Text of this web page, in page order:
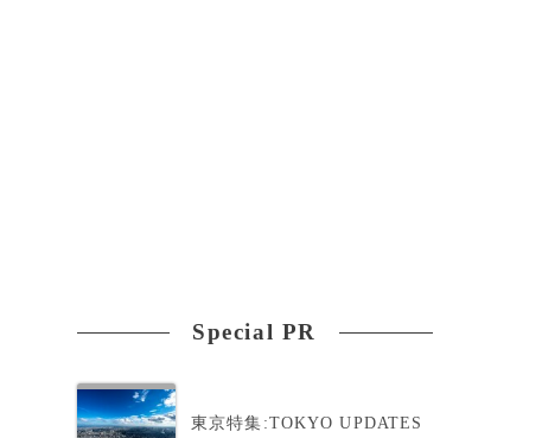
Special PR
東京特集:TOKYO UPDATES